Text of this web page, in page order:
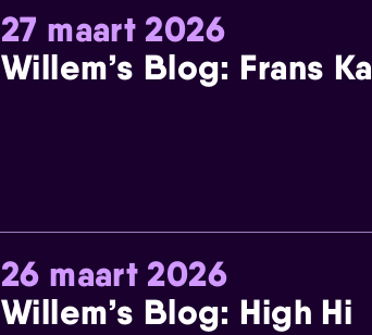
27 maart 2026
Willem’s Blog: Frans
26 maart 2026
Willem’s Blog: High Hi